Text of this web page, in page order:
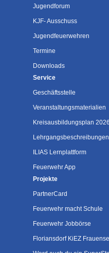
Jugendforum
KJF- Ausschuss
Jugendfeuerwehren
Termine
Downloads
Service
Geschäftsstelle
Veranstaltungsmaterialien
Kreisausbildungsplan
Lehrgangsbeschreibungen
ILIAS Lernplattform
Feuerwehr App
Projekte
PartnerCard
Feuerwehr macht Schule
Feuerwehr Jobbörse
Floriansdorf KiEZ